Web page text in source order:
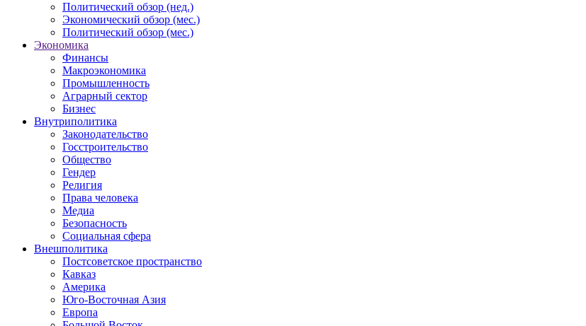
Политический обзор (нед.)
Экономический обзор (мес.)
Политический обзор (мес.)
Экономика
Финансы
Макроэкономика
Промышленность
Аграрный сектор
Бизнес
Внутриполитика
Законодательство
Госстроительство
Общество
Гендер
Религия
Права человека
Медиа
Безопасность
Социальная сфера
Внешполитика
Постсоветское пространство
Кавказ
Америка
Юго-Восточная Азия
Европа